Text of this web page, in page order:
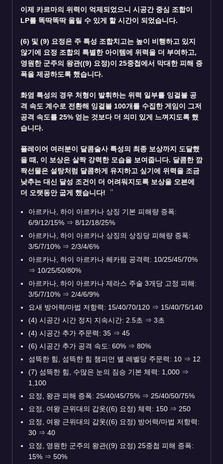
이제 카르마의 위력이 억제되었으니 시공간 중심 조합이
LP를 똑딱똑딱 올릴 수 있게 할 시간이 되었습니다.
(6) 및 (9) 요정은 주 특성 조합치고는 높이 비행하고 있지
않기에 요정 조합의 특별한 아이템에 위력을 더 부여하고,
영원한 군주의 왕관((9) 요정)이 25중첩에서 막대한 피해 증
폭을 제공하도록 했습니다.
화염 특성의 경우 처형이 발휘하는 위력 일부를 잉걸불 공
격 속도 계수로 전환해 잉걸불 100개를 수집한 게임이 그저
공격 속도를 25% 얻는 것보다 더 의미 있게 느껴지도록 했
습니다.
플레이어 여러분이 달콤술사 특성의 최종 보상까지 도달했
을 때, 이 보상은 살짝 강력한 모습을 보여줍니다. 달콤한 깜
짝선물은 설탕처럼 달콤하게 유지하고 싶기에 위력을 조금
낮추는 대신 달성 조건이 더 어려워지도록 보상을 오븐에
더 오랫동안 굽게 했습니다!
아르카나, 하이 아르카나 상징 기본 피해량 증폭:
6/9/12/15% ⇒ 8/12/18/25%
아르카나, 하이 아르카나 상징의 상징당 피해량 증폭:
3/5/7/10% ⇒ 2/3/4/6%
아르카나, 하이 아르카나 헤카림 공격력: 10/25/45/70%
⇒ 10/25/50/80%
아르카나, 하이 아르카나 제라스 주술 3개당 고정 피해:
3/5/7/10% ⇒ 2/4/6/9%
요새 방어력/마법 저항력: 15/40/70/120 ⇒ 15/40/75/140
(4) 시공간 시간 정지 지속시간: 2.5초 ⇒ 3초
(4) 시공간 추가 주문력: 35 ⇒ 45
(6) 시공간 추가 공격 속도: 60% ⇒ 80%
섬뜩한 힘, 섬뜩한 힘 챔피언 별 레벨당 주문력: 10 ⇒ 12
(7) 섬뜩한 힘, 수많은 눈의 짐승 기본 체력: 1,000 ⇒
1,100
요정, 왕관 피해 증폭: 25/40/45/75% ⇒ 25/40/50/75%
요정, 여왕 근위대의 갑옷((6) 요정) 체력: 150 ⇒ 250
요정, 여왕 근위대의 갑옷((6) 요정) 방어력/마법 저항력:
30 ⇒ 40
요정, 영원한 군주의 왕관((9) 요정) 25중첩 피해 증폭:
15% ⇒ 50%